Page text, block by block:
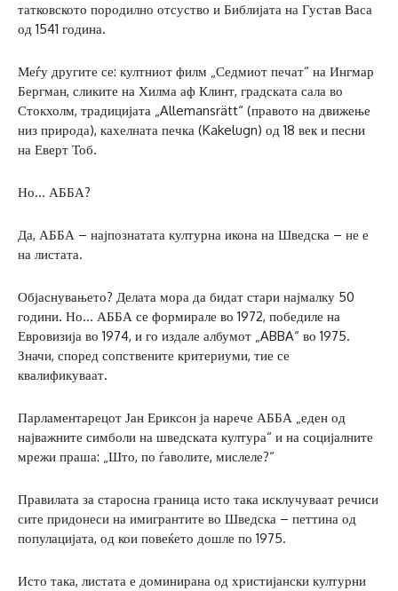
татковското породилно отсуство и Библијата на Густав Васа
од 1541 година.
Меѓу другите се: култниот филм „Седмиот печат“ на Ингмар
Бергман, сликите на Хилма аф Клинт, градската сала во
Стокхолм, традицијата „Allemansrätt“ (правото на движење
низ природа), кахелната печка (Kakelugn) од 18 век и песни
на Еверт Тоб.
Но… АББА?
Да, АББА – најпознатата културна икона на Шведска – не е
на листата.
Објаснувањето? Делата мора да бидат стари најмалку 50
години. Но… АББА се формирале во 1972, победиле на
Евровизија во 1974, и го издале албумот „ABBA“ во 1975.
Значи, според сопствените критериуми, тие се
квалификуваат.
Парламентарецот Јан Ериксон ја нарече АББА „еден од
најважните симболи на шведската култура“ и на социјалните
мрежи праша: „Што, по ѓаволите, мислеле?“
Правилата за старосна граница исто така исклучуваат речиси
сите придонеси на имигрантите во Шведска – петтина од
популацијата, од кои повеќето дошле по 1975.
Исто така, листата е доминирана од христијански културни